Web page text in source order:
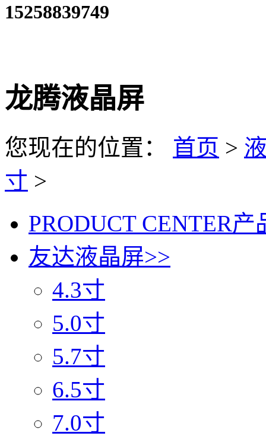
15258839749
龙腾液晶屏
您现在的位置： 首页 >
寸 >
PRODUCT CENTER产
友达液晶屏>>
4.3寸
5.0寸
5.7寸
6.5寸
7.0寸